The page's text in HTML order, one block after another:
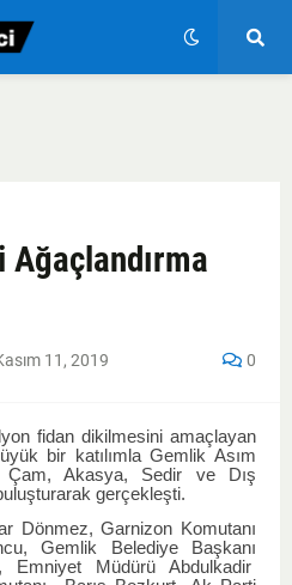
Ağaçlandırma
11, 2019 0
fidan dikilmesini amaçlayan
bir katılımla Gemlik Asım
Çam, Akasya, Sedir ve Dış
gerçekleşti.
Dönmez, Garnizon Komutanı
Gemlik Belediye Başkanı
Emniyet Müdürü Abdulkadir